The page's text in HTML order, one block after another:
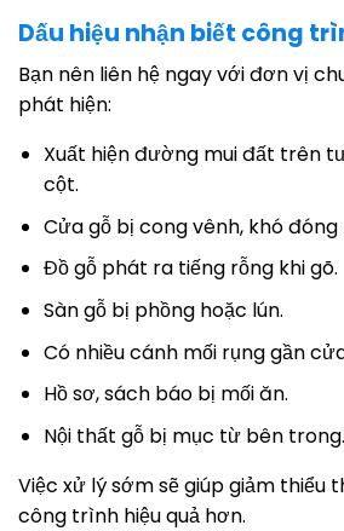
Dấu hiệu nhận biết công
Bạn nên liên hệ ngay với đơn vị
phát hiện:
Xuất hiện đường mui đất trên
cột.
Cửa gỗ bị cong vênh, khó đóng
Đồ gỗ phát ra tiếng rỗng khi gõ.
Sàn gỗ bị phồng hoặc lún.
Có nhiều cánh mối rụng gần
Hồ sơ, sách báo bị mối ăn.
Nội thất gỗ bị mục từ bên trong.
Việc xử lý sớm sẽ giúp giảm thiểu
công trình hiệu quả hơn.